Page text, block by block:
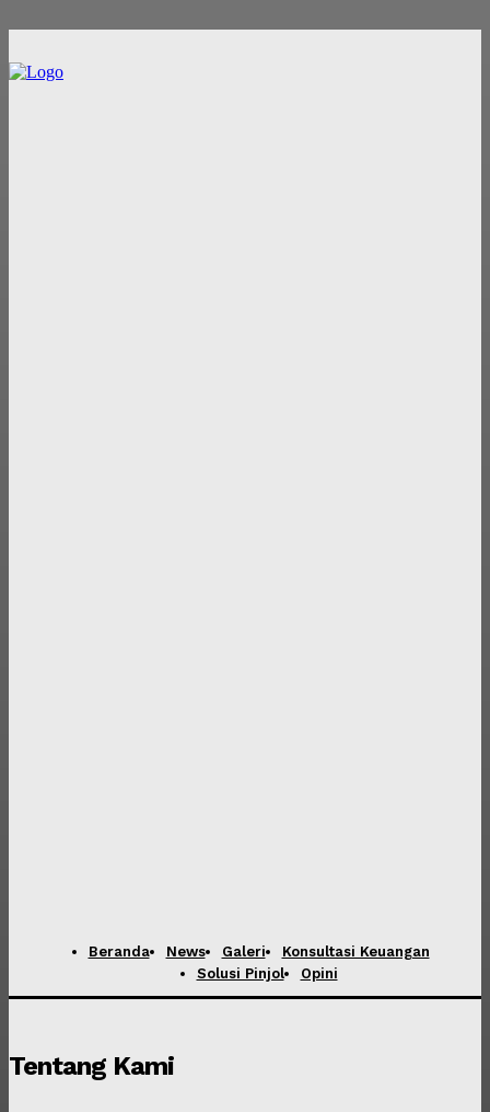
Beranda News Galeri
Konsultasi Keuangan
Solusi Pinjol
Opini
Tentang Kami